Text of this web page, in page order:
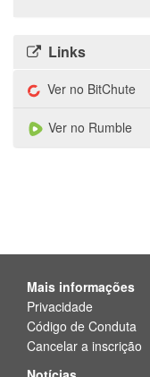
Links
Ver no BitChute
Ver no Rumble
Mais informações
Privacidade
Código de Conduta
Cancelar a inscrição